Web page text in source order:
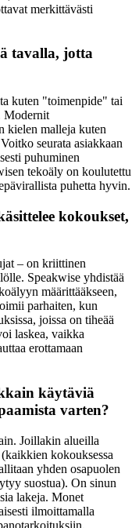
merkittävästi
tavalla, jotta
kuten "toimenpide" tai
Modernit
kielen malleja kuten
seurata asiakkaan
puhuminen
tekoäly on koulutettu
puhetta hyvin.
kokoukset,
– on kriittinen
Speakwise yhdistää
määrittääkseen,
parhaiten, kun
joissa on tiheää
laskea, vaikka
erottamaan
käytäviä
varten?
Joillakin alueilla
kokouksessa
yhden osapuolen
suostua). On sinun
lakeja. Monet
ilmoittamalla